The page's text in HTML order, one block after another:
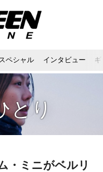
ペシャル インタビュー
とり
・ミニがベルリ